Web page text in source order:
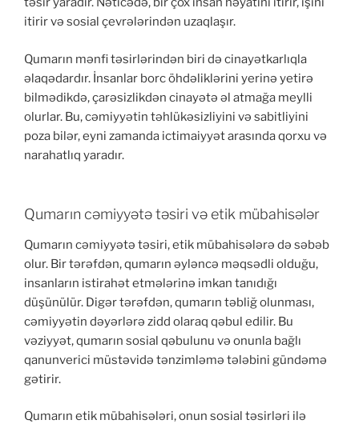
itirir və sosial çevrələrindən uzaqlaşır.
Qumarın mənfi təsirlərindən biri də cinayətkarlıqla
əlaqədardır. İnsanlar borc öhdəliklərini yerinə yetirə
bilmədikdə, çarəsizlikdən cinayətə əl atmağa meylli
olurlar. Bu, cəmiyyətin təhlükəsizliyini və sabitliyini
poza bilər, eyni zamanda ictimaiyyət arasında qorxu və
narahatlıq yaradır.
Qumarın cəmiyyətə təsiri və etik mübahisələr
Qumarın cəmiyyətə təsiri, etik mübahisələrə də səbəb
olur. Bir tərəfdən, qumarın əyləncə məqsədli olduğu,
insanların istirahət etmələrinə imkan tanıdığı
düşünülür. Digər tərəfdən, qumarın təbliğ olunması,
cəmiyyətin dəyərlərə zidd olaraq qəbul edilir. Bu
vəziyyət, qumarın sosial qəbulunu və onunla bağlı
qanunverici müstəvidə tənzimləmə tələbini gündəmə
gətirir.
Qumarın etik mübahisələri, onun sosial təsirləri ilə